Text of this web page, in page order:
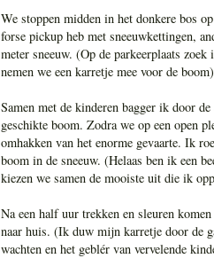
We stoppen midden in het donkere bos
forse pickup heb met sneeuwkettingen,
meter sneeuw. (Op de parkeerplaats
nemen we een karretje mee voor de
Samen met de kinderen bagger ik door
geschikte boom. Zodra we op een open
omhakken van het enorme gevaarte. Ik
boom in de sneeuw. (Helaas ben ik een
kiezen we samen de mooiste uit die ik
Na een half uur trekken en sleuren
naar huis. (Ik duw mijn karretje door de
wachten en het geblér van vervelende